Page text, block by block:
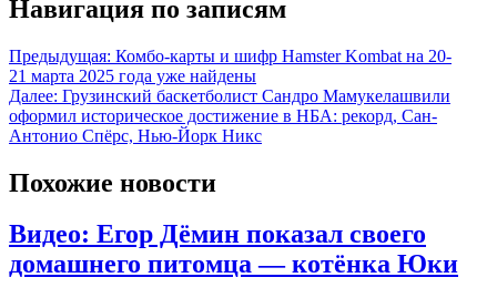
Навигация по записям
Предыдущая: Комбо-карты и шифр Hamster Kombat на 20-
21 марта 2025 года уже найдены
Далее: Грузинский баскетболист Сандро Мамукелашвили
оформил историческое достижение в НБА: рекорд, Сан-
Антонио Спёрс, Нью-Йорк Никс
Похожие новости
Видео: Егор Дёмин показал своего
домашнего питомца — котёнка Юки